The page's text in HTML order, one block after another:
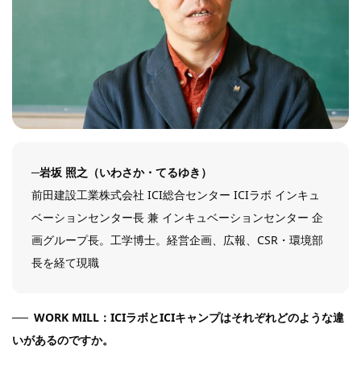
─岩坂 照之（いわさか・てるゆき）
前田建設工業株式会社 ICI総合センター ICIラボ インキュ
ベーションセンター長 兼 インキュベーションセンター 企
画グループ長。工学博士。経営企画、広報、CSR・環境部
長を経て現職
WORK MILL：ICIラボとICIキャンプはそれぞれどのような違
いがあるのですか。